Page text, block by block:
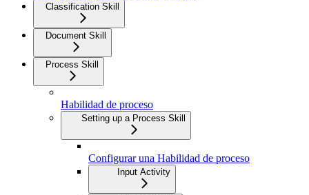
Classification Skill
Document Skill
Process Skill
Habilidad de proceso
Setting up a Process Skill
Configurar una Habilidad de proceso
Input Activity